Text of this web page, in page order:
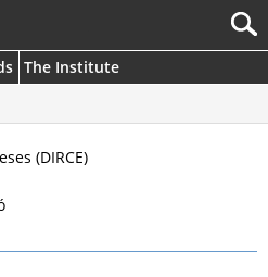
The Institute
(DIRCE)